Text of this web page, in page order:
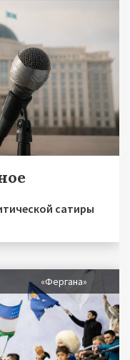
сатиры
«Фергана»